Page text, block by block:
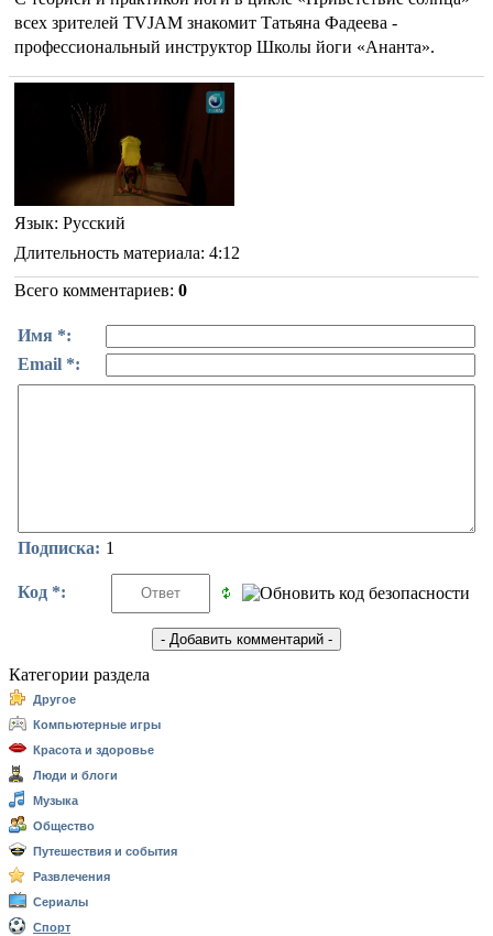
всех зрителей TVJAM знакомит Татьяна Фадеева -
профессиональный инструктор Школы йоги «Ананта».
Язык: Русский
Длительность материала: 4:12
Всего комментариев: 0
Имя *:
Email *:
Подписка: 1
Код *:
Категории раздела
Другое
Компьютерные игры
Красота и здоровье
Люди и блоги
Музыка
Общество
Путешествия и события
Развлечения
Сериалы
Спорт